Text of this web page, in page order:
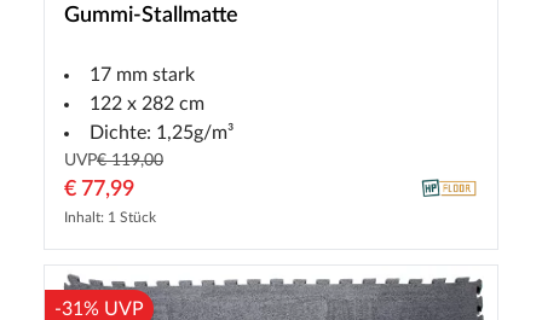
Gummi-Stallmatte
17 mm stark
122 x 282 cm
Dichte: 1,25g/m³
UVP€ 119,00
€ 77,99
Inhalt: 1 Stück
-31% UVP